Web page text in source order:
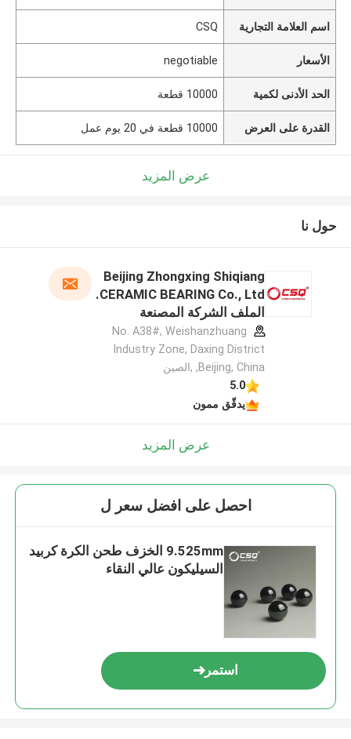
اسم العلامة التجارية CSQ
الأسعار negotiable
الحد الأدنى لكمية 10000 قطعة
القدرة على العرض 10000 قطعة في 20 يوم عمل
عرض المزيد
حول نا
Beijing Zhongxing Shiqiang
CERAMIC BEARING Co., Ltd.
الملف الشركة المصنعة
No. A38#, Weishanzhuang
Industry Zone, Daxing District
,Beijing, China ,الصين
5.0
يدقّق ممون
عرض المزيد
احصل على افضل سعر ل
9.525mm الخزف طحن الكرة كربيد
السيليكون عالي النقاء
استمر